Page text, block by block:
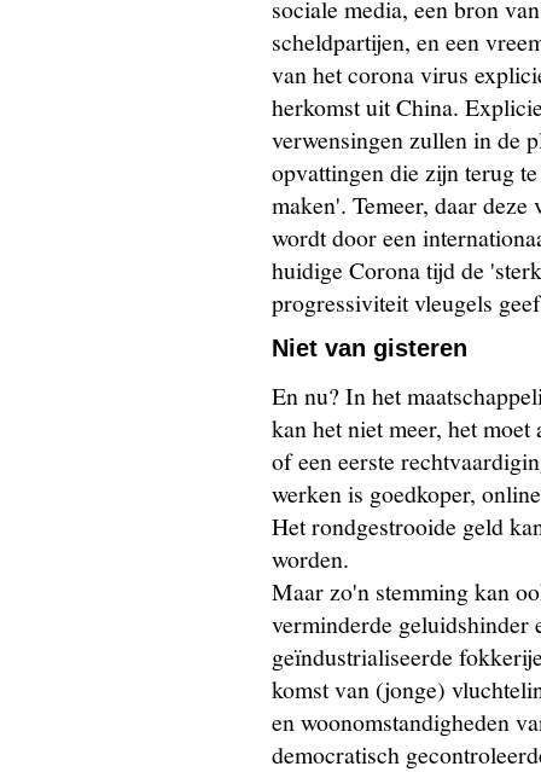
sociale media, een bron
scheldpartijen, en een
van het corona virus
herkomst uit China.
verwensingen zullen in de
opvattingen die zijn terug
maken'. Temeer, daar
wordt door een
huidige Corona tijd de
progressiviteit vleugels
Niet van gisteren
En nu? In het
kan het niet meer, het
of een eerste
werken is goedkoper,
Het rondgestrooide geld
worden.
Maar zo'n stemming kan
verminderde
geïndustrialiseerde
komst van (jonge)
en woonomstandigheden
democratisch